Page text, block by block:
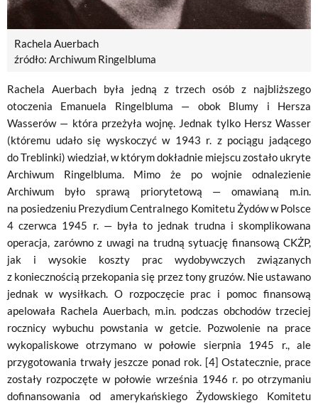
Rachela Auerbach
źródło: Archiwum Ringelbluma
Rachela Auerbach była jedną z trzech osób z najbliższego
otoczenia Emanuela Ringelbluma — obok Blumy i Hersza
Wasserów — która przeżyła wojnę. Jednak tylko Hersz Wasser
(któremu udało się wyskoczyć w 1943 r. z pociągu jadącego
do Treblinki) wiedział, w którym dokładnie miejscu zostało ukryte
Archiwum Ringelbluma. Mimo że po wojnie odnalezienie
Archiwum było sprawą priorytetową — omawianą m.in.
na posiedzeniu Prezydium Centralnego Komitetu Żydów w Polsce
4 czerwca 1945 r. — była to jednak trudna i skomplikowana
operacja, zarówno z uwagi na trudną sytuację finansową CKŻP,
jak i wysokie koszty prac wydobywczych związanych
z koniecznością przekopania się przez tony gruzów. Nie ustawano
jednak w wysiłkach. O rozpoczęcie prac i pomoc finansową
apelowała Rachela Auerbach, m.in. podczas obchodów trzeciej
rocznicy wybuchu powstania w getcie. Pozwolenie na prace
wykopaliskowe otrzymano w połowie sierpnia 1945 r., ale
przygotowania trwały jeszcze ponad rok. [4] Ostatecznie, prace
zostały rozpoczęte w połowie września 1946 r. po otrzymaniu
dofinansowania od amerykańskiego Żydowskiego Komitetu